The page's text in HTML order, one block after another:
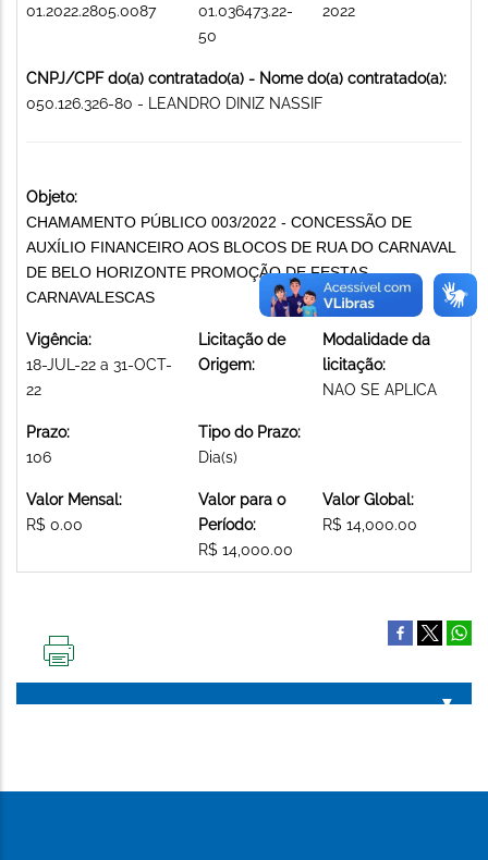
01.2022.2805.0087
01.036473.22-
50
2022
CNPJ/CPF do(a) contratado(a) - Nome do(a) contratado(a):
050.126.326-80 - LEANDRO DINIZ NASSIF
Objeto:
CHAMAMENTO PÚBLICO 003/2022 - CONCESSÃO DE
AUXÍLIO FINANCEIRO AOS BLOCOS DE RUA DO CARNAVAL
DE BELO HORIZONTE PROMOÇÃO DE FESTAS
CARNAVALESCAS
Vigência:
18-JUL-22 a 31-OCT-
22
Licitação de
Origem:
Modalidade da
licitação:
NAO SE APLICA
Prazo:
106
Tipo do Prazo:
Dia(s)
Valor Mensal:
R$ 0.00
Valor para o
Período:
R$ 14,000.00
Valor Global:
R$ 14,000.00
PÁGINA